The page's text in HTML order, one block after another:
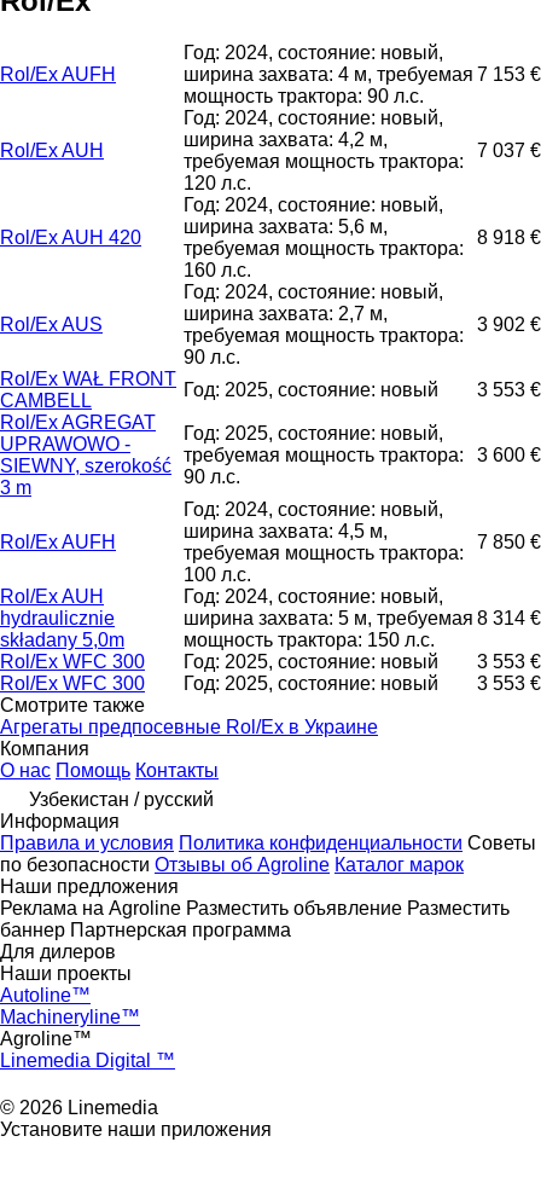
Rol/Ex AUFH
Год: 2024, состояние: новый,
ширина захвата: 4 м, требуемая
мощность трактора: 90 л.с.
7 153 €
Rol/Ex AUH
Год: 2024, состояние: новый,
ширина захвата: 4,2 м,
требуемая мощность трактора:
120 л.с.
7 037 €
Rol/Ex AUH 420
Год: 2024, состояние: новый,
ширина захвата: 5,6 м,
требуемая мощность трактора:
160 л.с.
8 918 €
Rol/Ex AUS
Год: 2024, состояние: новый,
ширина захвата: 2,7 м,
требуемая мощность трактора:
90 л.с.
3 902 €
Rol/Ex WAŁ FRONT
CAMBELL
Год: 2025, состояние: новый
3 553 €
Rol/Ex AGREGAT
UPRAWOWO -
SIEWNY, szerokość
3 m
Год: 2025, состояние: новый,
требуемая мощность трактора:
90 л.с.
3 600 €
Rol/Ex AUFH
Год: 2024, состояние: новый,
ширина захвата: 4,5 м,
требуемая мощность трактора:
100 л.с.
7 850 €
Rol/Ex AUH
hydraulicznie
składany 5,0m
Год: 2024, состояние: новый,
ширина захвата: 5 м, требуемая
мощность трактора: 150 л.с.
8 314 €
Rol/Ex WFC 300 Год: 2025, состояние: новый
3 553 €
Rol/Ex WFC 300
Год: 2025, состояние: новый
3 553 €
Смотрите также
Агрегаты предпосевные Rol/Ex в Украине
Компания
О нас Помощь Контакты
Узбекистан / русский
Информация
Правила и условия Политика конфиденциальности Советы
по безопасности Отзывы об Agroline Каталог марок
Наши предложения
Реклама на Agroline Разместить объявление Разместить
баннер Партнерская программа
Для дилеров
Наши проекты
Autoline™
Machineryline™
Agroline™
Linemedia Digital ™
© 2026 Linemedia
Установите наши приложения